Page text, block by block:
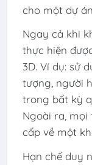
cho một dự
Ngay cả khi
thực hiện
3D. Ví dụ: sử
tượng, người
trong bất kỳ
Ngoài ra,
cấp về một
Hạn chế duy